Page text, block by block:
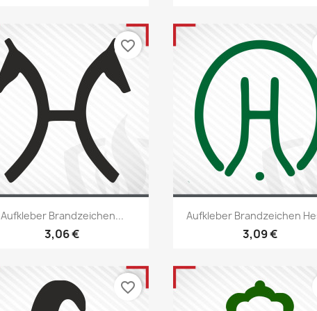
Vorschau
Aufkleber Brandzeichen...
3,06 €
favorite_border
Vorschau
Aufkleber Brandzeichen
3,09 €
favorite_border